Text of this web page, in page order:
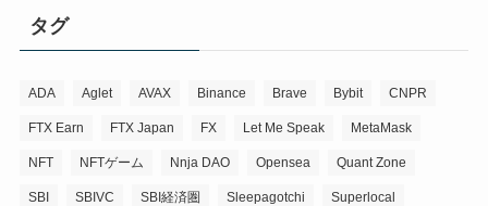
タグ
ADA Aglet AVAX Binance Brave Bybit CNPR
FTX Earn FTX Japan FX Let Me Speak MetaMask
NFT NFTゲーム Nnja DAO Opensea Quant Zone
SBI SBIVC SBI経済圏 Sleepagotchi Superlocal